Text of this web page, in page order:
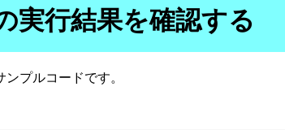
実行結果を確認する
プルコードです。